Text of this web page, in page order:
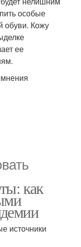
особые
обуви. Кожу
ее
как
источники